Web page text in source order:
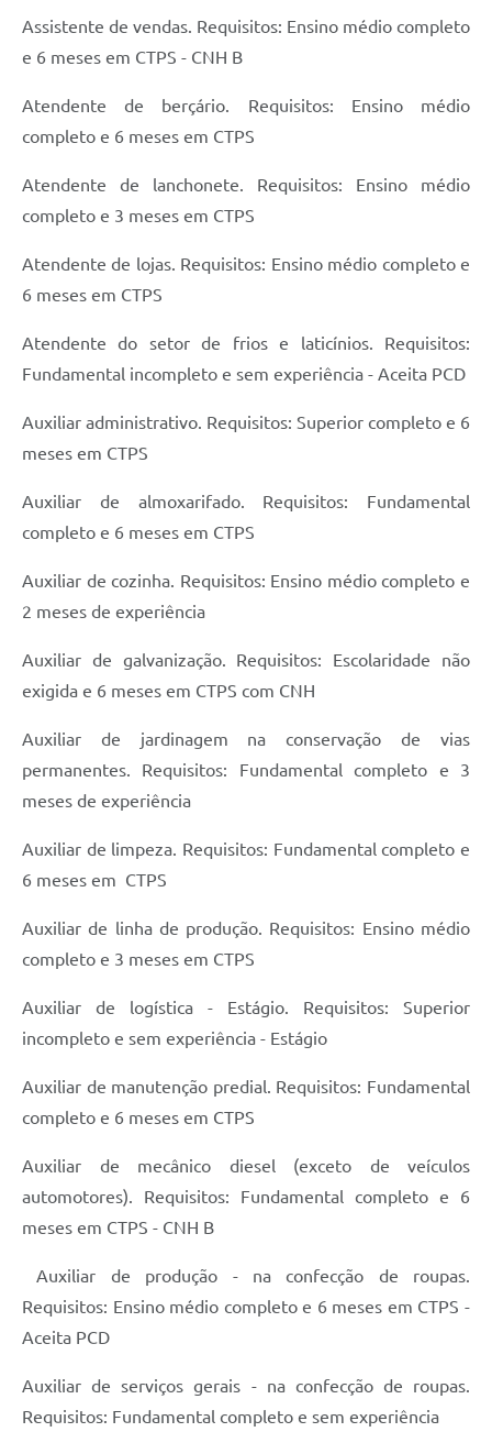
Assistente de vendas. Requisitos: Ensino médio completo
e 6 meses em CTPS - CNH B
Atendente de berçário. Requisitos: Ensino médio
completo e 6 meses em CTPS
Atendente de lanchonete. Requisitos: Ensino médio
completo e 3 meses em CTPS
Atendente de lojas. Requisitos: Ensino médio completo e
6 meses em CTPS
Atendente do setor de frios e laticínios. Requisitos:
Fundamental incompleto e sem experiência - Aceita PCD
Auxiliar administrativo. Requisitos: Superior completo e 6
meses em CTPS
Auxiliar de almoxarifado. Requisitos: Fundamental
completo e 6 meses em CTPS
Auxiliar de cozinha. Requisitos: Ensino médio completo e
2 meses de experiência
Auxiliar de galvanização. Requisitos: Escolaridade não
exigida e 6 meses em CTPS com CNH
Auxiliar de jardinagem na conservação de vias
permanentes. Requisitos: Fundamental completo e 3
meses de experiência
Auxiliar de limpeza. Requisitos: Fundamental completo e
6 meses em CTPS
Auxiliar de linha de produção. Requisitos: Ensino médio
completo e 3 meses em CTPS
Auxiliar de logística - Estágio. Requisitos: Superior
incompleto e sem experiência - Estágio
Auxiliar de manutenção predial. Requisitos: Fundamental
completo e 6 meses em CTPS
Auxiliar de mecânico diesel (exceto de veículos
automotores). Requisitos: Fundamental completo e 6
meses em CTPS - CNH B
Auxiliar de produção - na confecção de roupas.
Requisitos: Ensino médio completo e 6 meses em CTPS -
Aceita PCD
Auxiliar de serviços gerais - na confecção de roupas.
Requisitos: Fundamental completo e sem experiência